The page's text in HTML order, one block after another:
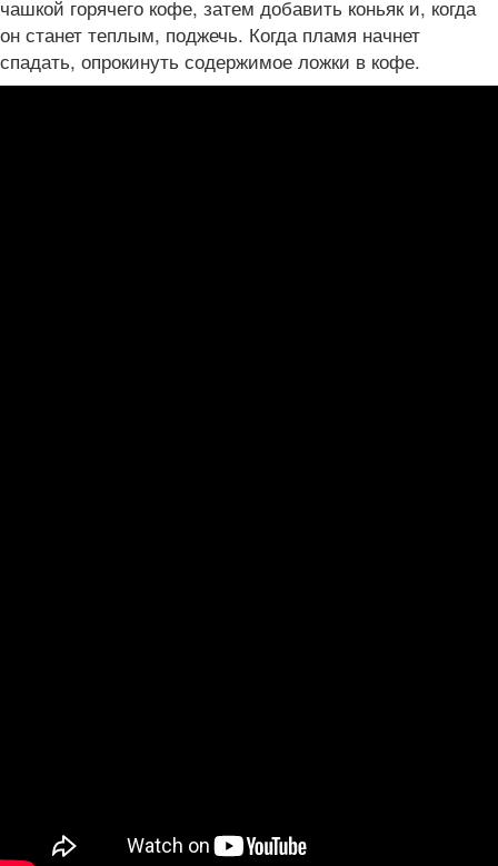
чашкой горячего кофе, затем добавить коньяк и, когда
он станет теплым, поджечь. Когда пламя начнет
спадать, опрокинуть содержимое ложки в кофе.